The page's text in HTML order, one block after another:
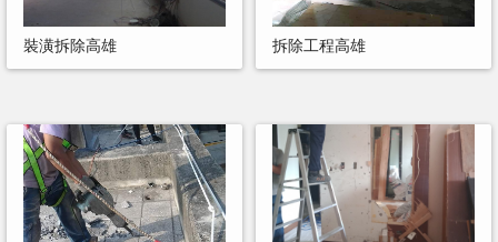
裝潢拆除高雄 拆除工程高雄